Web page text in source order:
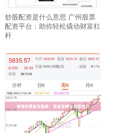
炒股配资是什么意思 广州股票
配资平台：助你轻松撬动财富杠
杆